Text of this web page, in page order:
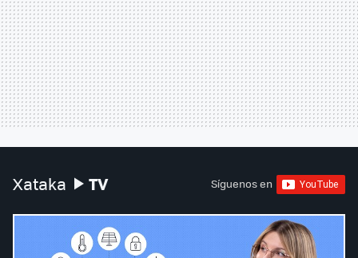
Xataka TV Síguenos en